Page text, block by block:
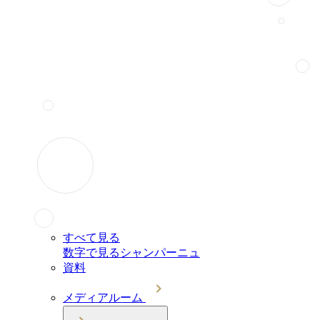
すべて見る
数字で見るシャンパーニュ
資料
メディアルーム